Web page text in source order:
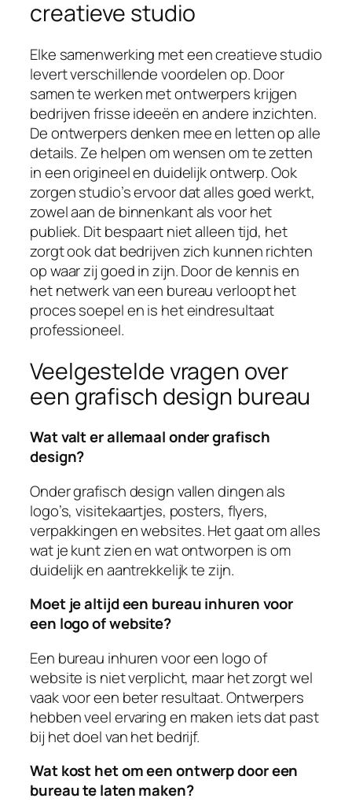
creatieve studio
Elke samenwerking met een creatieve studio
levert verschillende voordelen op. Door
samen te werken met ontwerpers krijgen
bedrijven frisse ideeën en andere inzichten.
De ontwerpers denken mee en letten op alle
details. Ze helpen om wensen om te zetten
in een origineel en duidelijk ontwerp. Ook
zorgen studio’s ervoor dat alles goed werkt,
zowel aan de binnenkant als voor het
publiek. Dit bespaart niet alleen tijd, het
zorgt ook dat bedrijven zich kunnen richten
op waar zij goed in zijn. Door de kennis en
het netwerk van een bureau verloopt het
proces soepel en is het eindresultaat
professioneel.
Veelgestelde vragen over
een grafisch design bureau
Wat valt er allemaal onder grafisch
design?
Onder grafisch design vallen dingen als
logo’s, visitekaartjes, posters, flyers,
verpakkingen en websites. Het gaat om alles
wat je kunt zien en wat ontworpen is om
duidelijk en aantrekkelijk te zijn.
Moet je altijd een bureau inhuren voor
een logo of website?
Een bureau inhuren voor een logo of
website is niet verplicht, maar het zorgt wel
vaak voor een beter resultaat. Ontwerpers
hebben veel ervaring en maken iets dat past
bij het doel van het bedrijf.
Wat kost het om een ontwerp door een
bureau te laten maken?